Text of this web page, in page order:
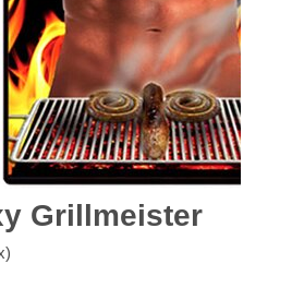
Grillmeister